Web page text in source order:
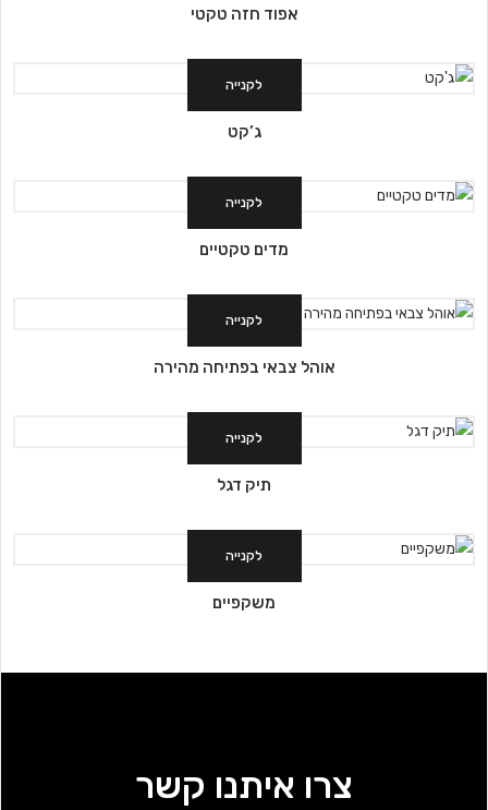
אפוד חזה טקטי
לקנייה
ג’קט
לקנייה
מדים טקטיים
לקנייה
אוהל צבאי בפתיחה מהירה
לקנייה
תיק דגל
לקנייה
משקפיים
צרו איתנו קשר